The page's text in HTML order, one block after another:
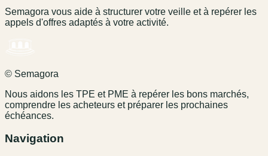
Semagora vous aide à structurer votre veille et à repérer les
appels d'offres adaptés à votre activité.
© Semagora
Nous aidons les TPE et PME à repérer les bons marchés,
comprendre les acheteurs et préparer les prochaines
échéances.
Navigation